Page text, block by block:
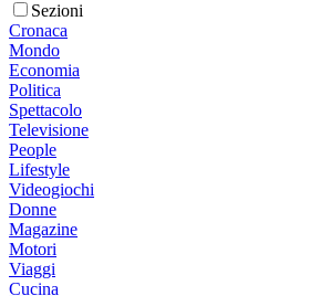
Sezioni
Cronaca
Mondo
Economia
Politica
Spettacolo
Televisione
People
Lifestyle
Videogiochi
Donne
Magazine
Motori
Viaggi
Cucina